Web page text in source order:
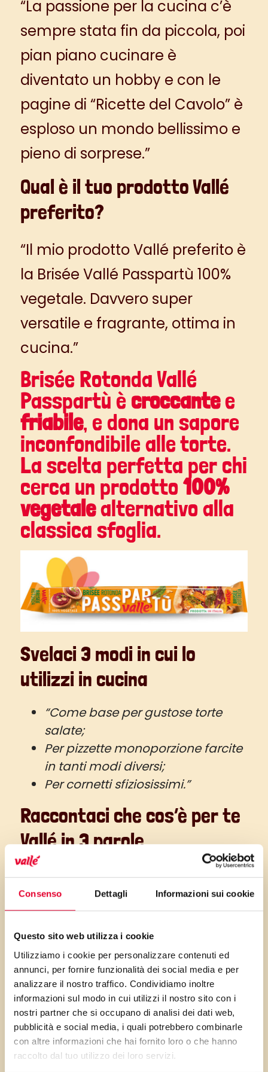
Consenso Dettagli Informazioni sui cookie
Questo sito web utilizza i cookie
Utilizziamo i cookie per personalizzare contenuti ed
annunci, per fornire funzionalità dei social media e per
analizzare il nostro traffico. Condividiamo inoltre
informazioni sul modo in cui utilizzi il nostro sito con i
nostri partner che si occupano di analisi dei dati web,
pubblicità e social media, i quali potrebbero combinarle
con altre informazioni che hai fornito loro o che hanno
raccolto dal tuo utilizzo dei loro servizi.
“La passione per la cucina c’è
sempre stata fin da piccola, poi
pian piano cucinare è
diventato un hobby e con le
pagine di “Ricette del Cavolo” è
esploso un mondo bellissimo e
pieno di sorprese.”
Qual è il tuo prodotto Vallé
preferito?
“Il mio prodotto Vallé preferito è
la Brisée Vallé Passpartù 100%
vegetale. Davvero super
versatile e fragrante, ottima in
cucina.”
Brisée Rotonda Vallé
Passpartù ècroccantee
friabile, e dona un sapore
inconfondibile alle torte.
La scelta perfetta per chi
cerca un prodotto100%
vegetalealternativo alla
classica sfoglia.
Svelaci 3 modi in cui lo
utilizzi in cucina
“Come base per gustose torte
salate;
Per pizzette monoporzione farcite
in tanti modi diversi;
Per cornetti sfiziosissimi.”
Raccontaci che cos’è per te
Vallé in 3 parole
“Vallé per me è:
Comodain cucina;
dare spazio alla fantasia anche a
chi non è molto pratico di ricette e
preparazioni;
Buona per tutti, con le sue
proposte 100% vegetali.”
Hai mai riutilizzato una